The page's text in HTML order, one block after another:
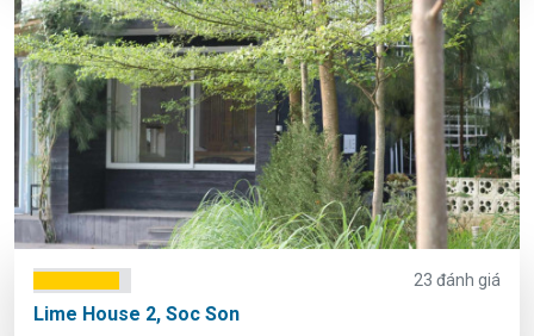
23 đánh giá
Lime House 2, Soc Son